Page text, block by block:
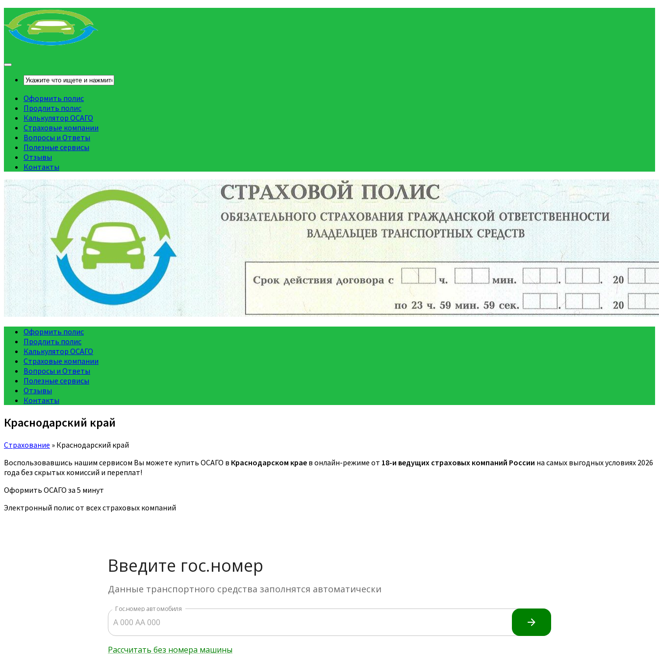
Оформить полис
Продлить полис
Калькулятор ОСАГО
Страховые компании
Вопросы и Ответы
Полезные сервисы
Отзывы
Контакты
Оформить полис
Продлить полис
Калькулятор ОСАГО
Страховые компании
Вопросы и Ответы
Полезные сервисы
Отзывы
Контакты
Краснодарский край
Страхование » Краснодарский край
Воспользовавшись нашим сервисом Вы можете купить ОСАГО в Краснодарском крае в онлайн-режиме от 18-и ведущих страховых компаний России на самых выгодных условиях 2026
года без скрытых комиссий и переплат!
Оформить ОСАГО за 5 минут
Электронный полис от всех страховых компаний